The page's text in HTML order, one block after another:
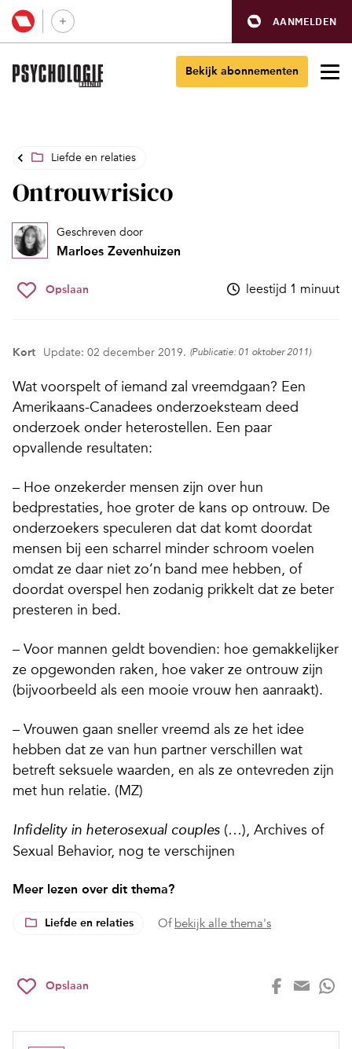
AANMELDEN
Bekijk abonnementen
Liefde en relaties
Ontrouwrisico
Geschreven door
Marloes Zevenhuizen
Opslaan leestijd 1 minuut
Kort Update: 02 december 2019. (Publicatie: 01 oktober 2011)
Wat voorspelt of iemand zal vreemdgaan? Een
Amerikaans-Canadees onderzoeksteam deed
onderzoek onder heterostellen. Een paar
opvallende resultaten:
– Hoe onzekerder mensen zijn over hun
bedprestaties, hoe groter de kans op ontrouw. De
onderzoekers speculeren dat dat komt doordat
mensen bij een scharrel minder schroom voelen
omdat ze daar niet zo’n band mee hebben, of
doordat overspel hen zodanig prikkelt dat ze beter
presteren in bed.
– Voor mannen geldt bovendien: hoe gemakkelijker
ze opgewonden raken, hoe vaker ze ontrouw zijn
(bijvoorbeeld als een mooie vrouw hen aanraakt).
– Vrouwen gaan sneller vreemd als ze het idee
hebben dat ze van hun partner verschillen wat
betreft seksuele waarden, en als ze ontevreden zijn
met hun relatie. (MZ)
Infidelity in heterosexual couples (…), Archives of
Sexual Behavior, nog te verschijnen
Meer lezen over dit thema?
Liefde en relaties Of bekijk alle thema's
Opslaan